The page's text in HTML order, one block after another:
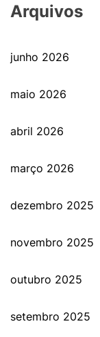
Arquivos
junho 2026
maio 2026
abril 2026
março 2026
dezembro 2025
novembro 2025
outubro 2025
setembro 2025